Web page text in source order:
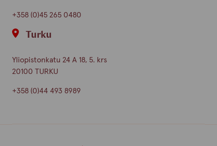
+358 (0)45 265 0480
Turku
Yliopistonkatu 24 A 18, 5. krs
20100 TURKU
+358 (0)44 493 8989